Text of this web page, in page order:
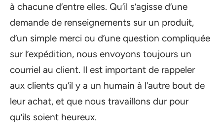
à chacune d’entre elles. Qu’il s’agisse d’une
demande de renseignements sur un produit,
d’un simple merci ou d’une question compliquée
sur l’expédition, nous envoyons toujours un
courriel au client. Il est important de rappeler
aux clients qu’il y a un humain à l’autre bout de
leur achat, et que nous travaillons dur pour
qu’ils soient heureux.